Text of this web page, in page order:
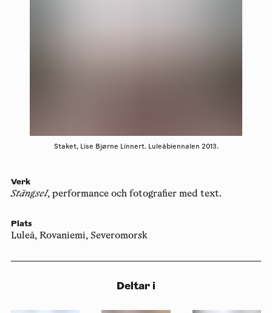
Staket, Lise Bjørne Linnert. Luleåbiennalen 2013.
Verk
Stängsel, performance och fotografier med text.
Plats
Luleå, Rovaniemi, Severomorsk
Deltar i